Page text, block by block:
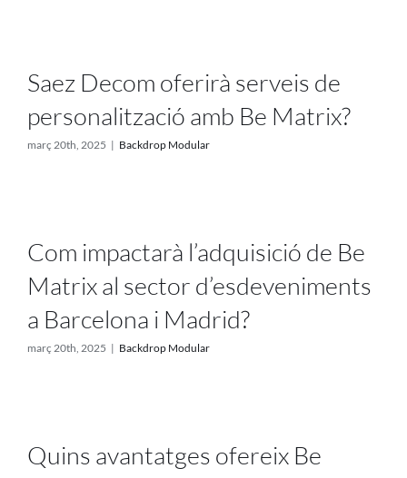
Saez Decom oferirà serveis de
personalització amb Be Matrix?
març 20th, 2025 | Backdrop Modular
Com impactarà l’adquisició de Be
Matrix al sector d’esdeveniments
a Barcelona i Madrid?
març 20th, 2025 | Backdrop Modular
Quins avantatges ofereix Be